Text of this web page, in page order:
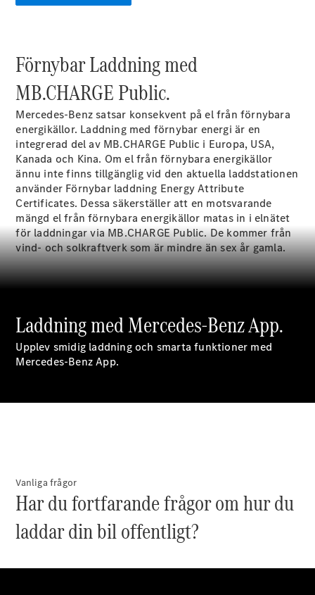
Benz Online
Store
Kombi
Alla Kombi
CLA
Shooting
Brake
Elektrisk
C-Klass
Kombi
Terrain
E-Klass
Kombi
E-Klass
Halvkombi
Förnybar Laddning med
MB.CHARGE Public.
Mercedes-Benz satsar konsekvent på el från förnybara
energikällor. Laddning med förnybar energi är en
integrerad del av MB.CHARGE Public i Europa, USA,
Kanada och Kina. Om el från förnybara energikällor
ännu inte finns tillgänglig vid den aktuella laddstationen
använder Förnybar laddning Energy Attribute
Certificates. Dessa säkerställer att en motsvarande
mängd el från förnybara energikällor matas in i elnätet
för laddningar via MB.CHARGE Public. De kommer från
vind- och solkraftverk som är mindre än sex år gamla.
Laddning med Mercedes-Benz App.
Upplev smidig laddning och smarta funktioner med
Mercedes-Benz App.
Vanliga frågor
Har du fortfarande frågor om hur du
laddar din bil offentligt?